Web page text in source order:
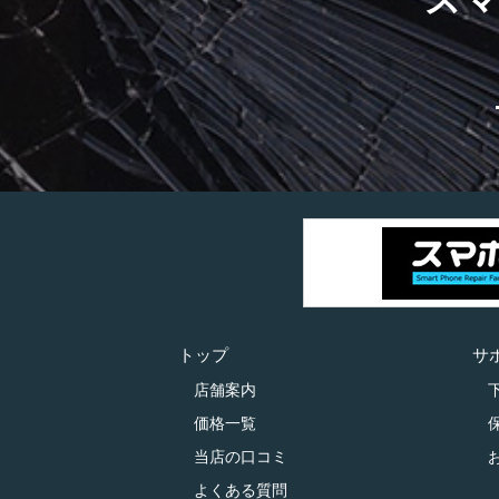
トップ
店舗案内
価格一覧
当店の口コミ
よくある質問
サ